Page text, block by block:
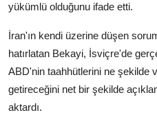
yükümlü olduğunu ifade etti.
İran'ın kendi üzerine düşen
hatırlatan Bekayi, İsviçre'de
ABD'nin taahhütlerini ne şekilde
getireceğini net bir şekilde
aktardı.